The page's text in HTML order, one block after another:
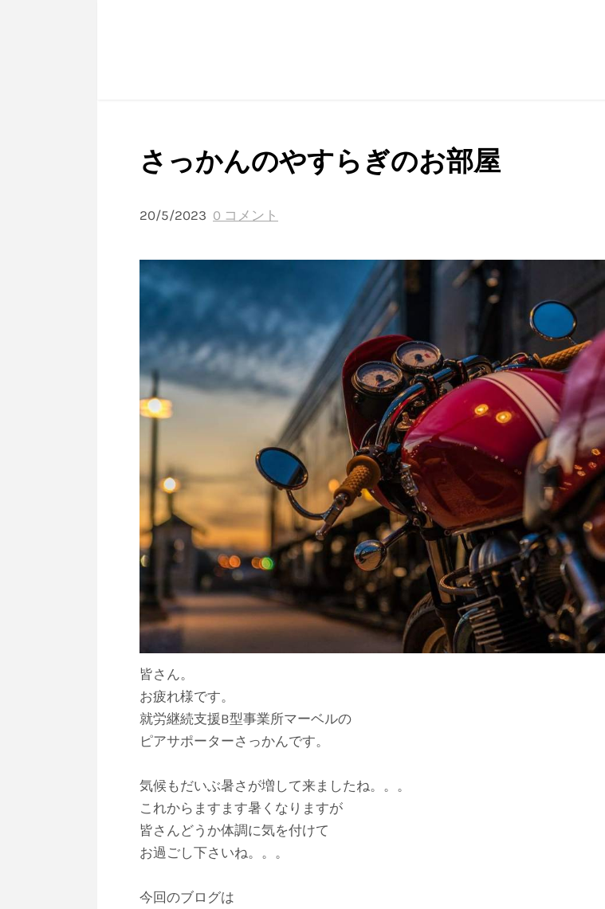
さっかんのやすらぎのお部屋
20/5/2023 0 コメント
皆さん。
お疲れ様です。
就労継続支援B型事業所マーベルの
ピアサポーターさっかんです。
気候もだいぶ暑さが増して来ましたね。。。
これからますます暑くなりますが
皆さんどうか体調に気を付けて
​お過ごし下さいね。。。
今回のブログは